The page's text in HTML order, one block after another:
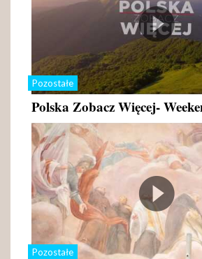
Pozostałe
Polska Zobacz Więcej-
Pozostałe